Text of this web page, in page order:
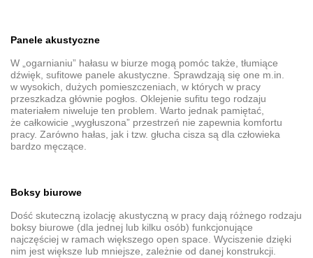
Panele akustyczne
W „ogarnianiu” hałasu w biurze mogą pomóc także, tłumiące
dźwięk, sufitowe panele akustyczne . Sprawdzają się one m.in.
w wysokich, dużych pomieszczeniach, w których w pracy
przeszkadza głównie pogłos. Oklejenie sufitu tego rodzaju
materiałem niweluje ten problem. Warto jednak pamiętać,
że całkowicie „wygłuszona” przestrzeń nie zapewnia komfortu
pracy. Zarówno hałas, jak i tzw. głucha cisza są dla człowieka
bardzo męczące.
Boksy biurowe
Dość skuteczną izolację akustyczną w pracy dają różnego rodzaju
boksy biurowe (dla jednej lub kilku osób) funkcjonujące
najczęściej w ramach większego open space. Wyciszenie dzięki
nim jest większe lub mniejsze, zależnie od danej konstrukcji.